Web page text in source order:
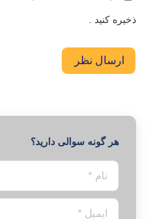
ذخیره کنید .
ارسال نظر
هر گونه سوالی دارید؟
نام *
ایمیل *